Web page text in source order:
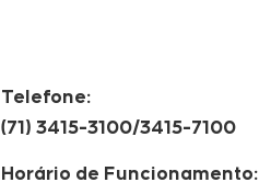
Telefone:
(71) 3415-3100/3415-7100
Horário de Funcionamento: